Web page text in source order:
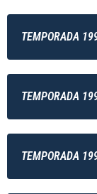
TEMPORADA
TEMPORADA
TEMPORADA